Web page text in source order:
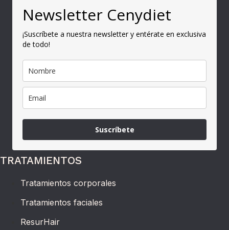
Newsletter Cenydiet
¡Suscríbete a nuestra newsletter y entérate en exclusiva
de todo!
Suscríbete
TRATAMIENTOS
Tratamientos corporales
Tratamientos faciales
ResurHair